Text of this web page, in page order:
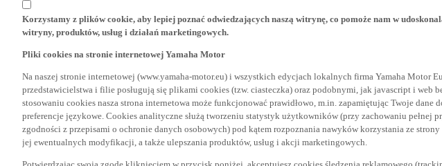
Korzystamy z plików cookie, aby lepiej poznać odwiedzających naszą witrynę, co pomoże nam w
witryny, produktów, usług i działań marketingowych.
Pliki cookies na stronie internetowej Yamaha Motor
Na naszej stronie internetowej (www.yamaha-motor.eu) i wszystkich edycjach lokalnych firma Yamaha Motor
przedstawicielstwa i filie posługują się plikami cookies (tzw. ciasteczka) oraz podobnymi, jak javascript i web
stosowaniu cookies nasza strona internetowa może funkcjonować prawidłowo, m.in. zapamiętując Twoje dane
preferencje językowe. Cookies analityczne służą tworzeniu statystyk użytkowników (przy zachowaniu pełnej
zgodności z przepisami o ochronie danych osobowych) pod kątem rozpoznania nawyków korzystania ze
jej ewentualnych modyfikacji, a także ulepszania produktów, usług i akcji marketingowych.